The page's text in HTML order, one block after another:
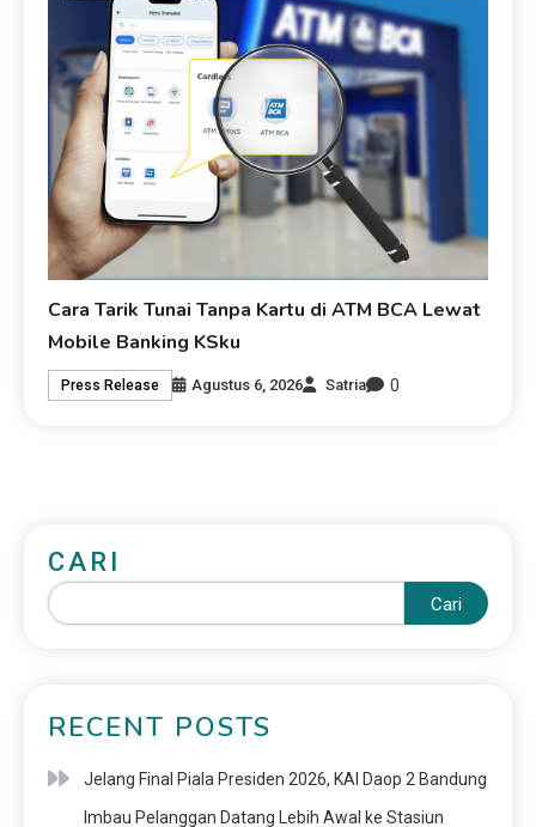
Cara Tarik Tunai Tanpa Kartu di ATM BCA Lewat
Mobile Banking KSku
Press Release Agustus 6, 2026 Satria 0
CARI
Cari
RECENT POSTS
Jelang Final Piala Presiden 2026, KAI Daop 2 Bandung
Imbau Pelanggan Datang Lebih Awal ke Stasiun